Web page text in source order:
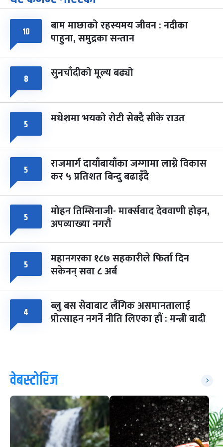
आइत चैत्र ७, २०८३-Mar 21, 2027
८ फागुपूर्णिमा
चैत्र ८, २०८३-Mar 22, 2027
७ महिना बाँकी
१० बाम माछाको रहस्यमय जीवन : नदीका
पाहुना, समुद्रका सन्तान
८ सुनचाँदीको मूल्य बढ्यो
५ मधेशमा भयको रोटी सेक्दै सीके राउत
५ राजमार्ग दायाँबायाँका जग्गामा लाग्ने विकास
कर ५ प्रतिशत बिन्दु बढाइँदै
५ मोहन तिम्सिनाजी- मार्क्सवाद देववाणी होइन,
अपव्याख्या नगरौं
५ महानगरका १८७ सहकारीले फिर्ता दिन
सकेनन् सवा ८ अर्ब
४ ब्लु बस सेवाबाट लैंगिक असमानतालाई
प्रोत्साहन नगर्ने नीति लिएका हौं : मन्त्री बादी
वेबस्टोरिज